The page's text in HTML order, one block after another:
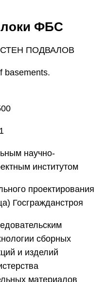
ФБС
ПОДВАЛОВ
basements.
научно-
институтом
проектирования
Госгражданстроя
сборных
и изделий
материалов